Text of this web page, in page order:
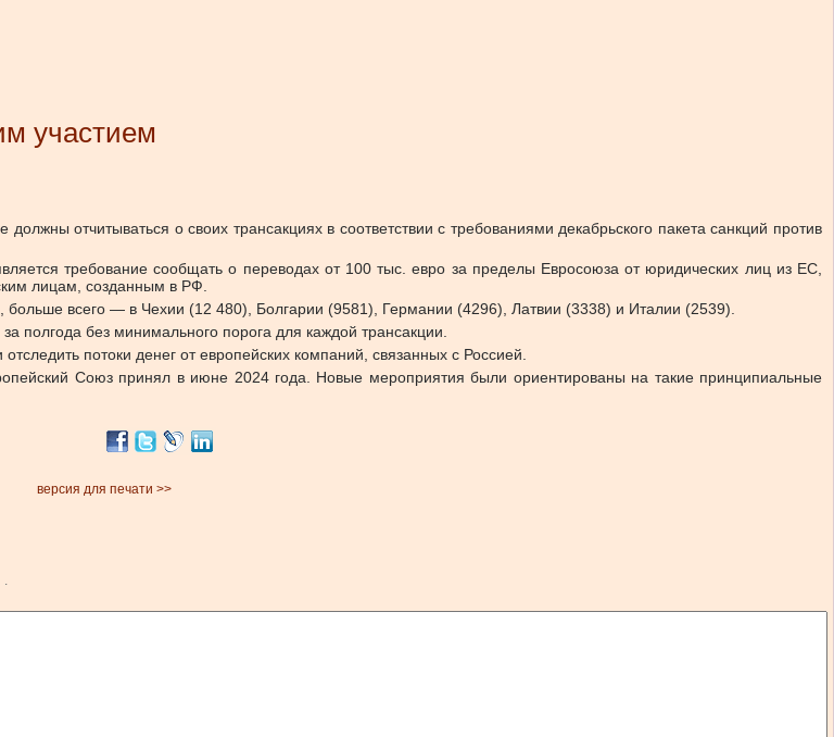
участием
отчитываться о своих трансакциях в соответствии с требованиями декабрьского пакета санкций против
требование сообщать о переводах от 100 тыс. евро за пределы Евросоюза от юридических лиц из ЕС,
лицам, созданным в РФ.
всего — в Чехии (12 480), Болгарии (9581), Германии (4296), Латвии (3338) и Италии (2539).
полгода без минимального порога для каждой трансакции.
потоки денег от европейских компаний, связанных с Россией.
Союз принял в июне 2024 года. Новые мероприятия были ориентированы на такие принципиальные
версия для печати >>
.